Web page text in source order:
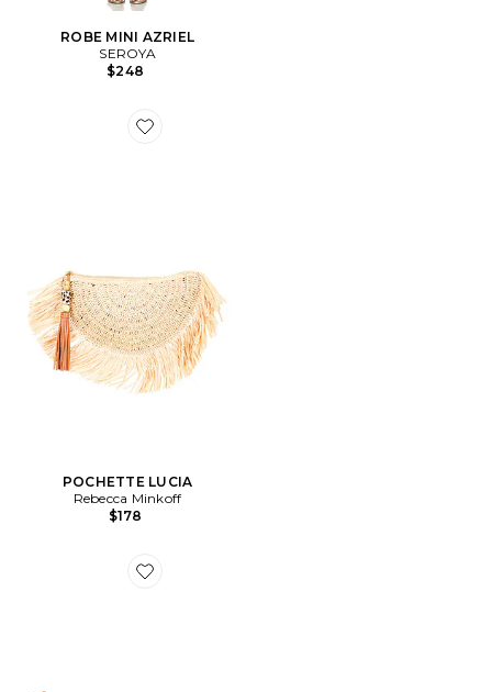
ROBE MINI AZRIEL
SEROYA
$248
Favorite POCHETTE LUCIA
POCHETTE LUCIA
Rebecca Minkoff
$178
Favorite PLAT SEA LACE UP JELLY BALLERINA